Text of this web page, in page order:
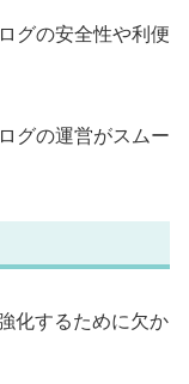
グの安全性や利便
グの運営がスムー
化するために欠か